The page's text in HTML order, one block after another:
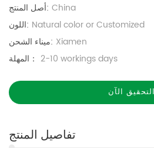
أصل المنتج: China
اللون: Natural color or Customized
ميناء الشحن: Xiamen
المهلة： 2-10 workings days
التحقيق الآن
تفاصيل المنتج